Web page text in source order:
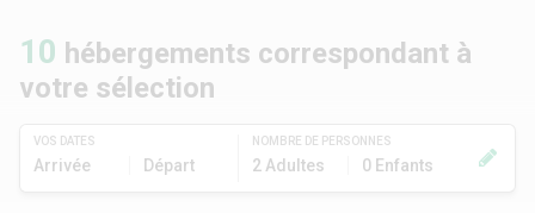
VOS DATES
Arrivée Départ
NOMBRE DE PERSONNES
2 Adultes 0 Enfants
10 hébergements correspondant à
votre sélection